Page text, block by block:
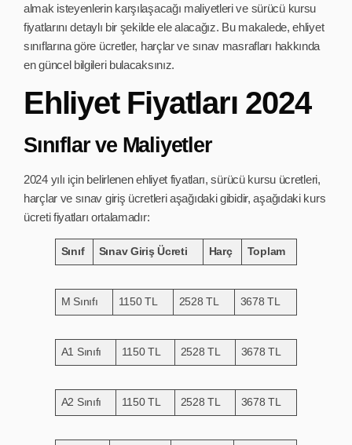
almak isteyenlerin karşılaşacağı maliyetleri ve sürücü kursu
fiyatlarını detaylı bir şekilde ele alacağız. Bu makalede, ehliyet
sınıflarına göre ücretler, harçlar ve sınav masrafları hakkında
en güncel bilgileri bulacaksınız.
Ehliyet Fiyatları 2024
Sınıflar ve Maliyetler
2024 yılı için belirlenen ehliyet fiyatları, sürücü kursu ücretleri,
harçlar ve sınav giriş ücretleri aşağıdaki gibidir, aşağıdaki kurs
ücreti fiyatları ortalamadır:
Sınıf Sınav Giriş Ücreti Harç Toplam
M Sınıfı 1150 TL 2528 TL 3678 TL
A1 Sınıfı 1150 TL 2528 TL 3678 TL
A2 Sınıfı 1150 TL 2528 TL 3678 TL